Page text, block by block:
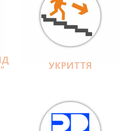
УКРИТТЯ